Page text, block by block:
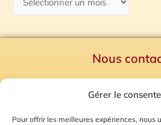
Gérer le
Pour offrir les meilleures expériences, nous
Nous
Mentions Légales